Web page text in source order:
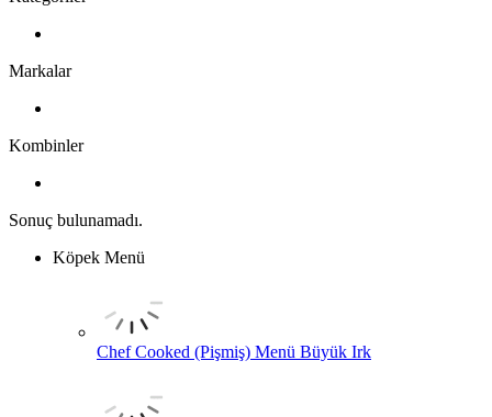
Markalar
Kombinler
Sonuç bulunamadı.
Köpek Menü
Chef Cooked (Pişmiş) Menü Büyük Irk